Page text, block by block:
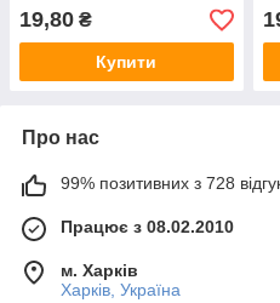
19,80 ₴
Купити
Про нас
99% позитивних з 728
Працює з 08.02.2010
м. Харків
Харків, Україна